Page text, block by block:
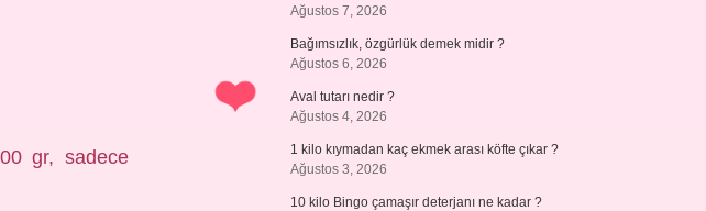
gr, sadece
Ağustos 7, 2026
Bağımsızlık, özgürlük demek midir ?
Ağustos 6, 2026
Aval tutarı nedir ?
Ağustos 4, 2026
1 kilo kıymadan kaç ekmek arası köfte çıkar ?
Ağustos 3, 2026
10 kilo Bingo çamaşır deterjanı ne kadar ?